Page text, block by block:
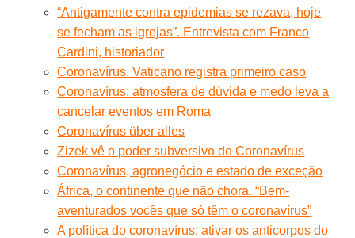
“Antigamente contra epidemias se rezava, hoje
se fecham as igrejas”. Entrevista com Franco
Cardini, historiador
Coronavírus. Vaticano registra primeiro caso
Coronavírus: atmosfera de dúvida e medo leva a
cancelar eventos em Roma
Coronavírus über alles
Zizek vê o poder subversivo do Coronavírus
Coronavírus, agronegócio e estado de exceção
África, o continente que não chora. “Bem-
aventurados vocês que só têm o coronavírus”
A política do coronavírus: ativar os anticorpos do